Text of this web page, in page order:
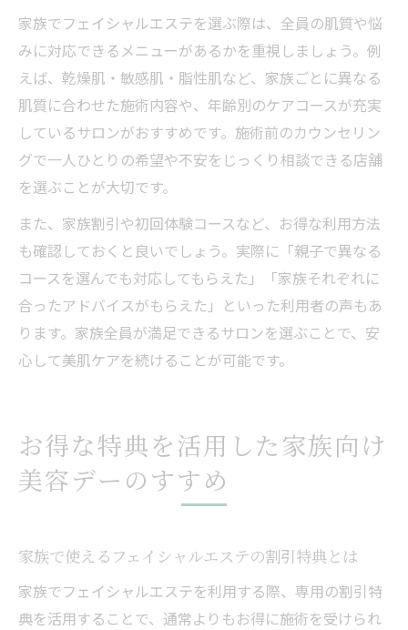
家族でフェイシャルエステを選ぶ際は、全員の肌質や悩
みに対応できるメニューがあるかを重視しましょう。例
えば、乾燥肌・敏感肌・脂性肌など、家族ごとに異なる
肌質に合わせた施術内容や、年齢別のケアコースが充実
しているサロンがおすすめです。施術前のカウンセリン
グで一人ひとりの希望や不安をじっくり相談できる店舗
を選ぶことが大切です。
また、家族割引や初回体験コースなど、お得な利用方法
も確認しておくと良いでしょう。実際に「親子で異なる
コースを選んでも対応してもらえた」「家族それぞれに
合ったアドバイスがもらえた」といった利用者の声もあ
ります。家族全員が満足できるサロンを選ぶことで、安
心して美肌ケアを続けることが可能です。
お得な特典を活用した家族向け
美容デーのすすめ
家族で使えるフェイシャルエステの割引特典とは
家族でフェイシャルエステを利用する際、専用の割引特
典を活用することで、通常よりもお得に施術を受けられ